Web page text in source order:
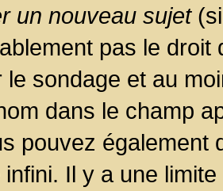
un nouveau sujet(si
pas le
le sondage et au
dans le champ
pouvez également
Il y a une